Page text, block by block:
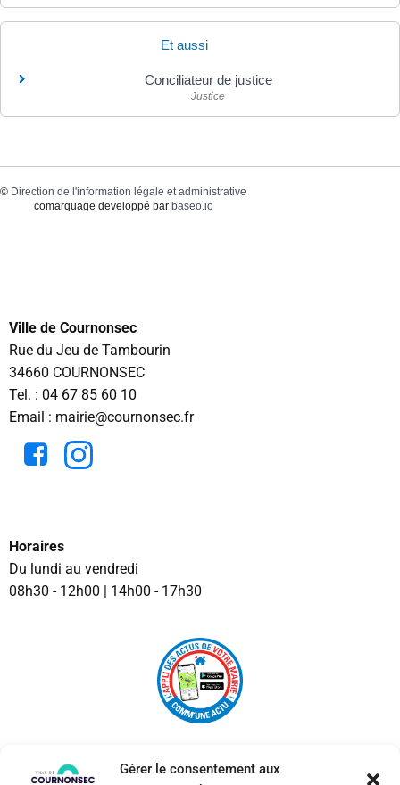
Gérer le consentement aux
Et aussi
Conciliateur de justice
Justice
© Direction de l'information légale et administrative
comarquage developpé par baseo.io
Ville de Cournonsec
Rue du Jeu de Tambourin
34660 COURNONSEC
Tel. : 04 67 85 60 10
Email : mairie@cournonsec.fr
Horaires
Du lundi au vendredi
08h30 - 12h00 | 14h00 - 17h30